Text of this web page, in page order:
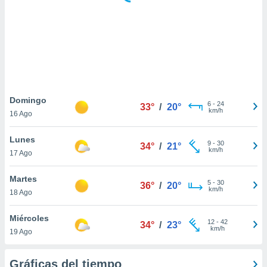
similares
como
sitio
de
traten tus
en
interés
su
Domingo
16 Ago
33° / 20° 6- 24
km/h
Lunes
17 Ago
34° / 21° 9- 30
km/h
Martes
18 Ago
36° / 20° 5- 30
km/h
Miércoles
19 Ago
34° / 23° 12- 42
km/h
Gráficas del tiempo